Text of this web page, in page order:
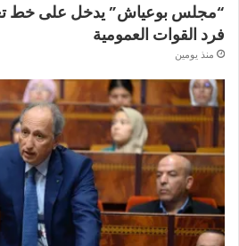
“مجلس بوعياش” يدخل على خط
فرد القوات العمومية
منذ يومين